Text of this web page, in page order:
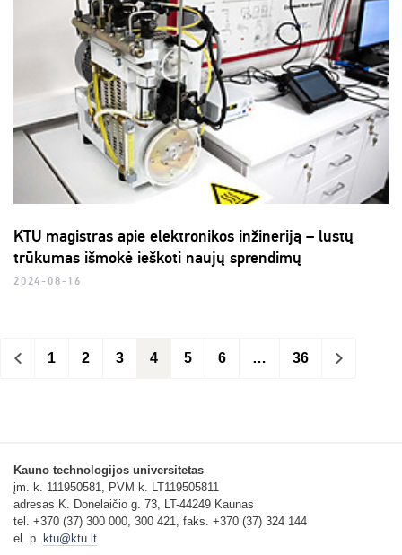
KTU magistras apie elektronikos inžineriją – lustų
trūkumas išmokė ieškoti naujų sprendimų
2024-08-16
< 1 2 3 4 5 6 … 36 >
Kauno technologijos universitetas
įm. k. 111950581, PVM k. LT119505811
adresas K. Donelaičio g. 73, LT-44249 Kaunas
tel. +370 (37) 300 000, 300 421, faks. +370 (37) 324 144
el. p. ktu@ktu.lt